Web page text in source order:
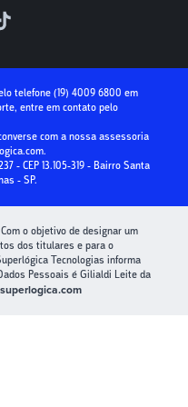
telefone (19) 4009 6800 em
entre em contato pelo
com a nossa assessoria
.
- CEP 13.105-319 - Bairro Santa
- SP.
o objetivo de designar um
dos titulares e para o
Tecnologias informa
Pessoais é Gilialdi Leite da